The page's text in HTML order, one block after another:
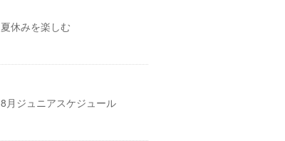
夏休みを楽しむ
8月ジュニアスケジュール